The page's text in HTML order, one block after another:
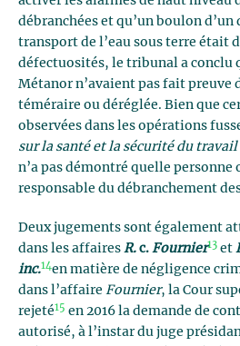
débranchées et qu’un boulon d’un
transport de l’eau sous terre était
défectuosités, le tribunal a conclu
Métanor n’avaient pas fait preuve
téméraire ou déréglée. Bien que
observées dans les opérations
sur la santé et la sécurité du travail
n’a pas démontré quelle
responsable du débranchement
Deux jugements sont également
dans les affaires R. c. Fournier13 et
inc.14en matière de négligence
dans l’affaire Fournier, la Cour
rejeté15 en 2016 la demande de
autorisé, à l’instar du juge